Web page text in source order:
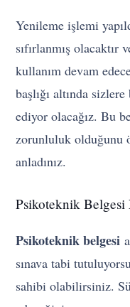
Yenileme işlemi
sıfırlanmış olacaktır
kullanım devam
başlığı altında
ediyor olacağız. Bu
zorunluluk olduğunu
anladınız.
Psikoteknik Belgesi
Psikoteknik belgesi
sınava tabi
sahibi olabilirsiniz.